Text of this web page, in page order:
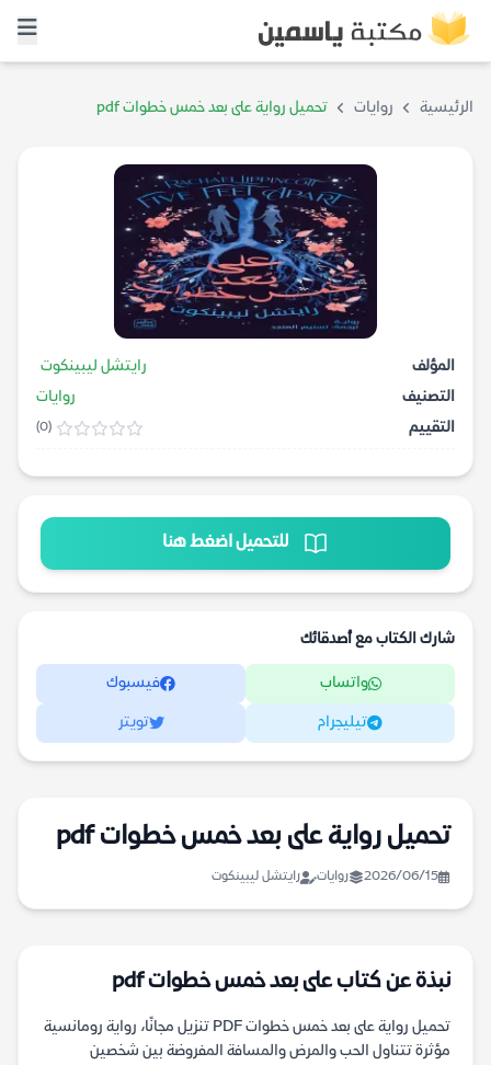
الرئيسية روايات تحميل رواية على بعد خمس خطوات pdf
المؤلف
رايتشل ليبينكوت
التصنيف
روايات
التقييم
(0)
للتحميل اضغط هنا
شارك الكتاب مع أصدقائك
واتساب فيسبوك
تيليجرام تويتر
تحميل رواية على بعد خمس خطوات pdf
2026/06/15 روايات رايتشل ليبينكوت
نبذة عن كتاب على بعد خمس خطوات pdf
تحميل رواية على بعد خمس خطوات PDF تنزيل مجانًا، رواية رومانسية
مؤثرة تتناول الحب والمرض والمسافة المفروضة بين شخصين